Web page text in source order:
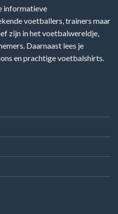
informatieve
voetballers, trainers maar
zijn in het voetbalwereldje,
Daarnaast lees je
en prachtige voetbalshirts.